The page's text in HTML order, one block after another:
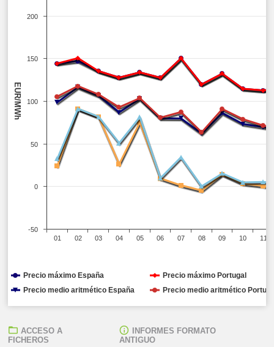
EUR/MWh
Precio máximo España
Precio máximo Portugal
Precio medio aritmético España
Precio medio aritmético
01 02 03 04 05 06 07 08 09 10 11
-50
0
50
100
150
200
ACCESO A
FICHEROS
INFORMES FORMATO
ANTIGUO